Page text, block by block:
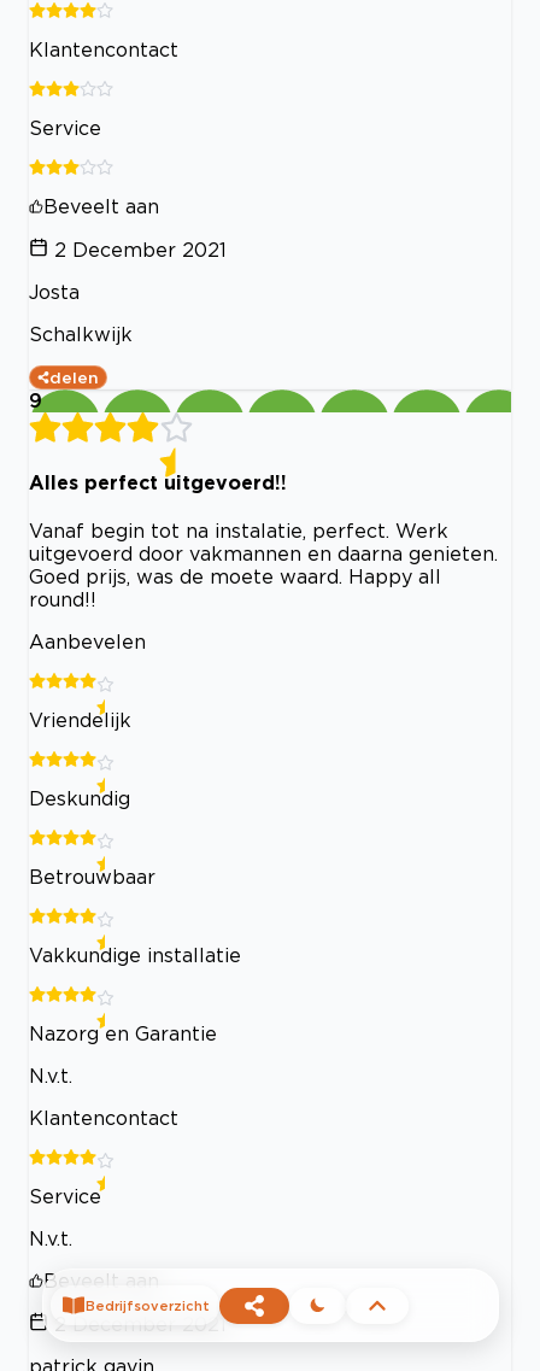
Klantencontact
Service
Beveelt aan
2 December 2021
Josta
Schalkwijk
delen
9
Alles perfect uitgevoerd!!
Vanaf begin tot na instalatie, perfect. Werk
uitgevoerd door vakmannen en daarna genieten.
Goed prijs, was de moete waard. Happy all
round!!
Aanbevelen
Vriendelijk
Deskundig
Betrouwbaar
Vakkundige installatie
Nazorg en Garantie
N.v.t.
Klantencontact
Service
N.v.t.
Beveelt aan
2 December 2021
patrick gavin
Bedrijfsoverzicht